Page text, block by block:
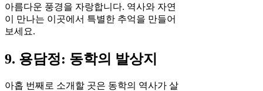
아름다운 풍경을 자랑합니다. 역사와 자연
이 만나는 이곳에서 특별한 추억을 만들어
보세요.
9. 용담정: 동학의 발상지
아홉 번째로 소개할 곳은 동학의 역사가 살